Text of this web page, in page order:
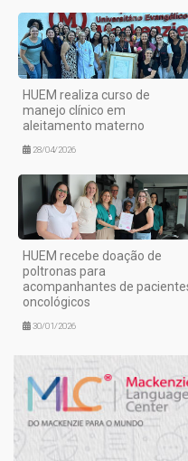
HUEM realiza curso de
manejo clínico em
aleitamento materno
28/04/2026
HUEM recebe doação de
poltronas para
acompanhantes de
oncológicos
30/01/2026